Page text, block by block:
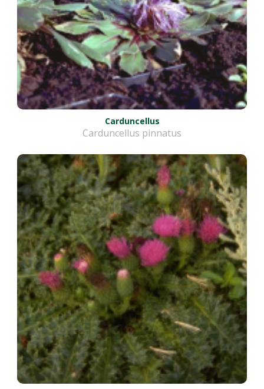
Carduncellus
Carduncellus pinnatus